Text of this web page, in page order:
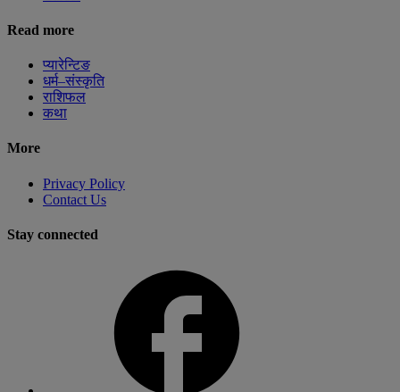
Read more
प्यारेन्टिङ
धर्म–संस्कृति
राशिफल
कथा
More
Privacy Policy
Contact Us
Stay connected